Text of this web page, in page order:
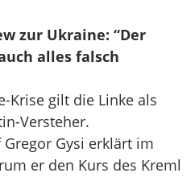
zur Ukraine: “Der
alles falsch
Krise gilt die Linke als
Versteher.
Gysi erklärt im
er den Kurs des Kreml